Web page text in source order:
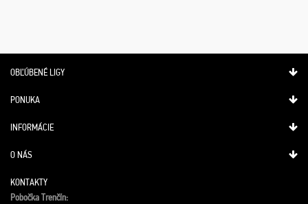
OBĽÚBENÉ LIGY
PONUKA
INFORMÁCIE
O NÁS
KONTAKTY
Pobočka Trenčín: